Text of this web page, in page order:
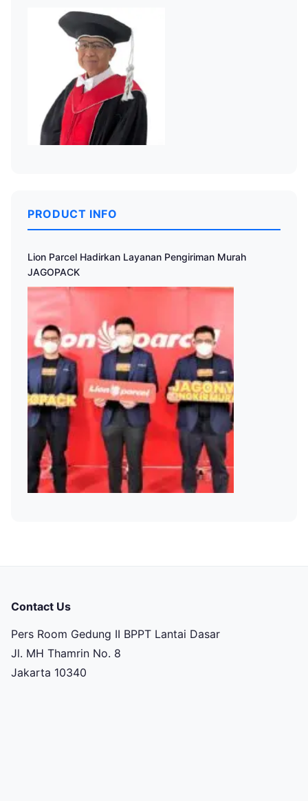
PRODUCT INFO
Lion Parcel Hadirkan Layanan Pengiriman Murah
JAGOPACK
Contact Us
Pers Room Gedung II BPPT Lantai Dasar
Jl. MH Thamrin No. 8
Jakarta 10340